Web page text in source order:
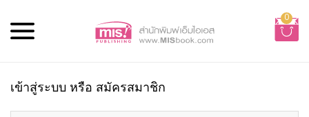
0
เข้าสู่ระบบ หรือ สมัครสมาชิก